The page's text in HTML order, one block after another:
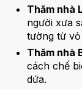
Thăm nhà
người xưa
tường từ vỏ
Thăm nhà
cách chế
dứa.